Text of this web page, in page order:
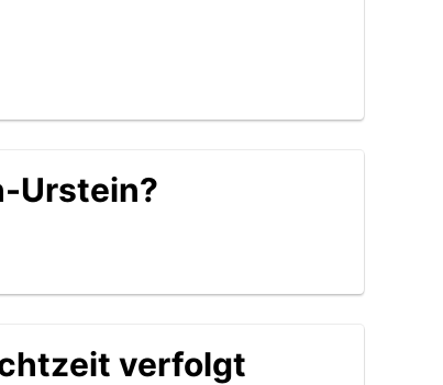
Urstein?
verfolgt